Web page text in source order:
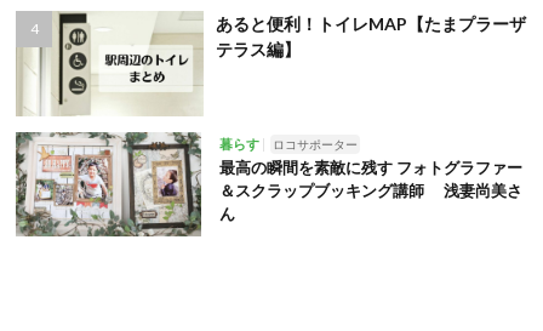
あると便利！トイレMAP【たまプラーザ
テラス編】
暮らす ロコサポーター
最高の瞬間を素敵に残す フォトグラファー
＆スクラップブッキング講師 浅妻尚美さ
ん